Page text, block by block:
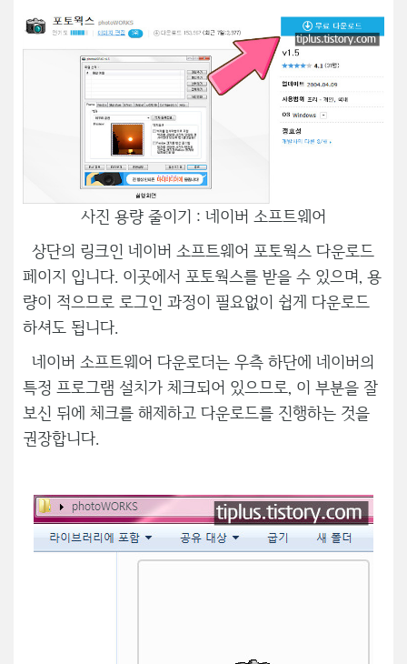
사진 용량 줄이기 : 네이버 소프트웨어
상단의 링크인 네이버 소프트웨어 포토웍스 다운로드
페이지 입니다. 이곳에서 포토웍스를 받을 수 있으며, 용
량이 적으므로 로그인 과정이 필요없이 쉽게 다운로드
하셔도 됩니다.
네이버 소프트웨어 다운로더는 우측 하단에 네이버의
특정 프로그램 설치가 체크되어 있으므로, 이 부분을 잘
보신 뒤에 체크를 해제하고 다운로드를 진행하는 것을
권장합니다.